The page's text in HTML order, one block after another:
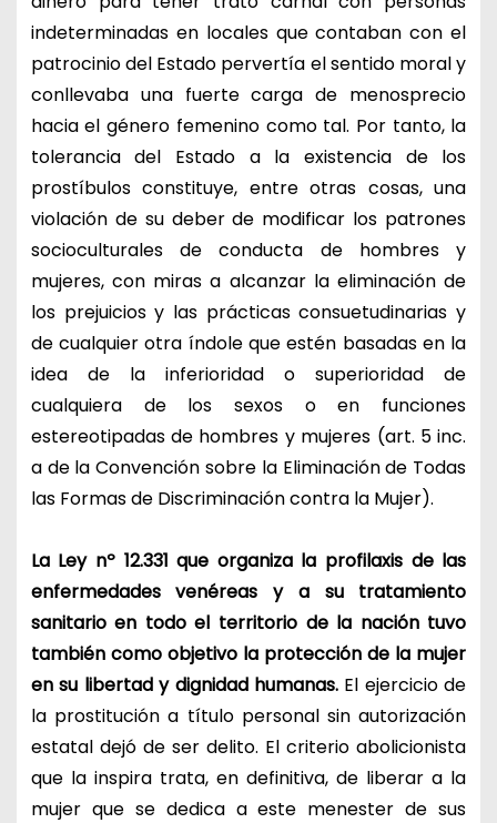
indeterminadas en locales que contaban con el
patrocinio del Estado pervertía el sentido moral y
conllevaba una fuerte carga de menosprecio
hacia el género femenino como tal. Por tanto, la
tolerancia del Estado a la existencia de los
prostíbulos constituye, entre otras cosas, una
violación de su deber de modificar los patrones
socioculturales de conducta de hombres y
mujeres, con miras a alcanzar la eliminación de
los prejuicios y las prácticas consuetudinarias y
de cualquier otra índole que estén basadas en la
idea de la inferioridad o superioridad de
cualquiera de los sexos o en funciones
estereotipadas de hombres y mujeres (art. 5 inc.
a de la Convención sobre la Eliminación de Todas
las Formas de Discriminación contra la Mujer).
La Ley nº 12.331 que organiza la profilaxis de las
enfermedades venéreas y a su tratamiento
sanitario en todo el territorio de la nación tuvo
también como objetivo la protección de la mujer
en su libertad y dignidad humanas. El ejercicio de
la prostitución a título personal sin autorización
estatal dejó de ser delito. El criterio abolicionista
que la inspira trata, en definitiva, de liberar a la
mujer que se dedica a este menester de sus